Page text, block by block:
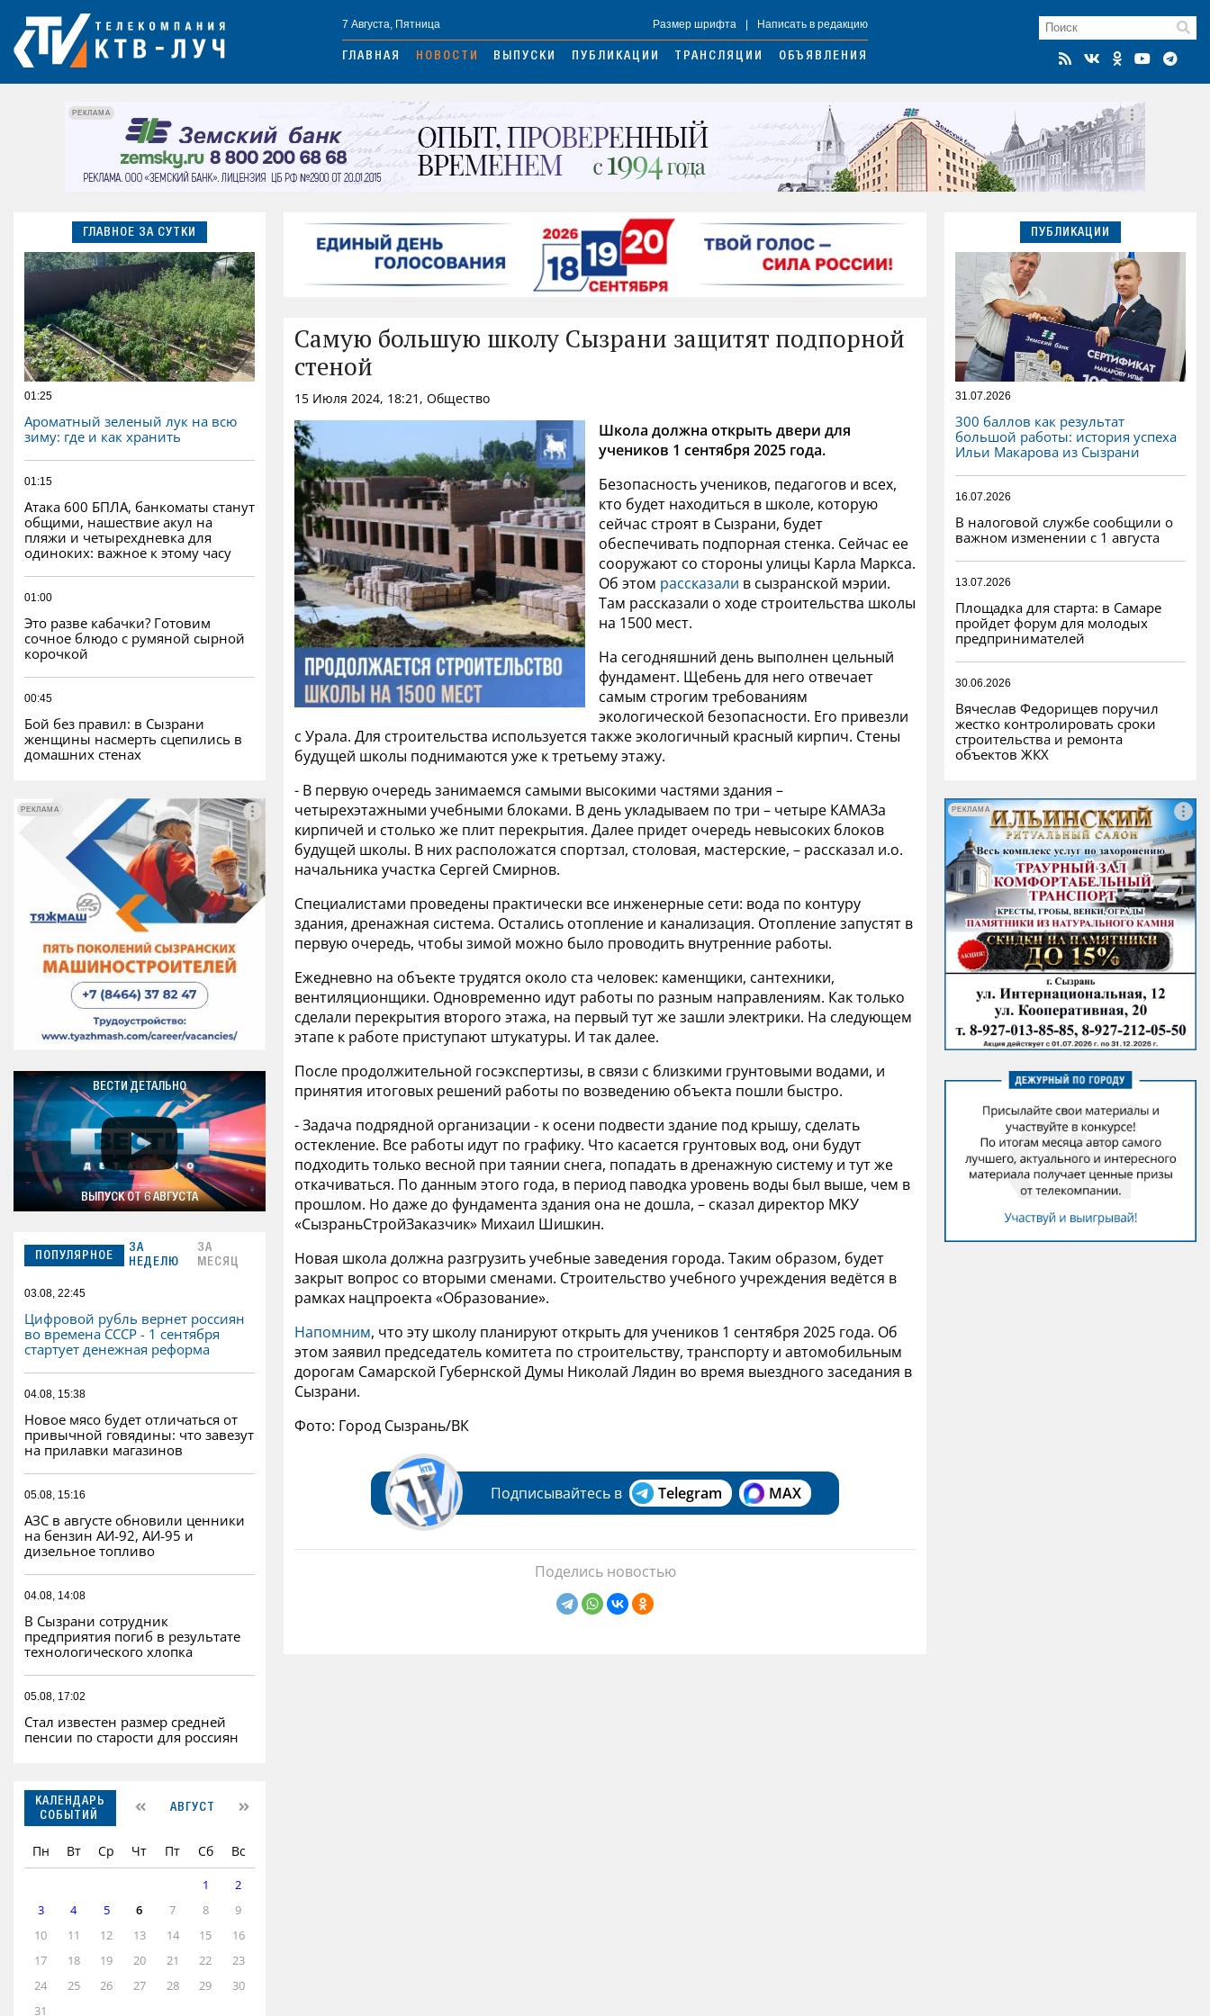
7 Августа, Пятница Размер шрифта Написать в редакцию
ГЛАВНАЯ НОВОСТИ ВЫПУСКИ ПУБЛИКАЦИИ ТРАНСЛЯЦИИ ОБЪЯВЛЕНИЯ
РЕКЛАМА
ГЛАВНОЕ ЗА СУТКИ
01:25
Ароматный зеленый лук на всю
зиму: где и как хранить
01:15
Атака 600 БПЛА, банкоматы станут
общими, нашествие акул на
пляжи и четырехдневка для
одиноких: важное к этому часу
01:00
Это разве кабачки? Готовим
сочное блюдо с румяной сырной
корочкой
00:45
Бой без правил: в Сызрани
женщины насмерть сцепились в
домашних стенах
РЕКЛАМА РЕКЛАМА
ВЕСТИ ДЕТАЛЬНО
ВЫПУСК ОТ 6 АВГУСТА
ПОПУЛЯРНОЕ
ЗА
НЕДЕЛЮ
ЗА
МЕСЯЦ
03.08, 22:45
Цифровой рубль вернет россиян
во времена СССР - 1 сентября
стартует денежная реформа
04.08, 15:38
Новое мясо будет отличаться от
привычной говядины: что завезут
на прилавки магазинов
05.08, 15:16
АЗС в августе обновили ценники
на бензин АИ-92, АИ-95 и
дизельное топливо
04.08, 14:08
В Сызрани сотрудник
предприятия погиб в результате
технологического хлопка
05.08, 17:02
Стал известен размер средней
пенсии по старости для россиян
КАЛЕНДАРЬ
СОБЫТИЙ
АВГУСТ
Пн Вт Ср Чт Пт Сб Вс
1
2
3
4 5 6 7 8
9
10
11 12 13 14 15
16
17
18 19 20 21 22
23
24
25 26 27 28 29
30
31
Самую большую школу Сызрани защитят подпорной
стеной
15 Июля 2024, 18:21, Общество
Школа должна открыть двери для
учеников 1 сентября 2025 года.
Безопасность учеников, педагогов и всех,
кто будет находиться в школе, которую
сейчас строят в Сызрани, будет
обеспечивать подпорная стенка. Сейчас ее
сооружают со стороны улицы Карла Маркса.
Об этом рассказали в сызранской мэрии.
Там рассказали о ходе строительства школы
на 1500 мест.
На сегодняшний день выполнен цельный
фундамент. Щебень для него отвечает
самым строгим требованиям
экологической безопасности. Его привезли
с Урала. Для строительства используется также экологичный красный кирпич. Стены
будущей школы поднимаются уже к третьему этажу.
- В первую очередь занимаемся самыми высокими частями здания –
четырехэтажными учебными блоками. В день укладываем по три – четыре КАМАЗа
кирпичей и столько же плит перекрытия. Далее придет очередь невысоких блоков
будущей школы. В них расположатся спортзал, столовая, мастерские, – рассказал и.о.
начальника участка Сергей Смирнов.
Специалистами проведены практически все инженерные сети: вода по контуру
здания, дренажная система. Остались отопление и канализация. Отопление запустят в
первую очередь, чтобы зимой можно было проводить внутренние работы.
Ежедневно на объекте трудятся около ста человек: каменщики, сантехники,
вентиляционщики. Одновременно идут работы по разным направлениям. Как только
сделали перекрытия второго этажа, на первый тут же зашли электрики. На следующем
этапе к работе приступают штукатуры. И так далее.
После продолжительной госэкспертизы, в связи с близкими грунтовыми водами, и
принятия итоговых решений работы по возведению объекта пошли быстро.
- Задача подрядной организации - к осени подвести здание под крышу, сделать
остекление. Все работы идут по графику. Что касается грунтовых вод, они будут
подходить только весной при таянии снега, попадать в дренажную систему и тут же
откачиваться. По данным этого года, в период паводка уровень воды был выше, чем в
прошлом. Но даже до фундамента здания она не дошла, – сказал директор МКУ
«СызраньСтройЗаказчик» Михаил Шишкин.
Новая школа должна разгрузить учебные заведения города. Таким образом, будет
закрыт вопрос со вторыми сменами. Строительство учебного учреждения ведётся в
рамках нацпроекта «Образование».
Напомним, что эту школу планируют открыть для учеников 1 сентября 2025 года. Об
этом заявил председатель комитета по строительству, транспорту и автомобильным
дорогам Самарской Губернской Думы Николай Лядин во время выездного заседания в
Сызрани.
Фото: Город Сызрань/ВК
Подписывайтесь в Telegram MAX
Поделись новостью
ПУБЛИКАЦИИ
31.07.2026
300 баллов как результат
большой работы: история успеха
Ильи Макарова из Сызрани
16.07.2026
В налоговой службе сообщили о
важном изменении с 1 августа
13.07.2026
Площадка для старта: в Самаре
пройдет форум для молодых
предпринимателей
30.06.2026
Вячеслав Федорищев поручил
жестко контролировать сроки
строительства и ремонта
объектов ЖКХ
РЕКЛАМА